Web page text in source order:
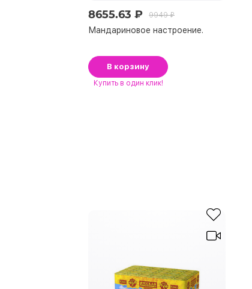
8655.63 ₽ 9949 ₽
Мандариновое настроение.
В корзину
Купить в один клик!